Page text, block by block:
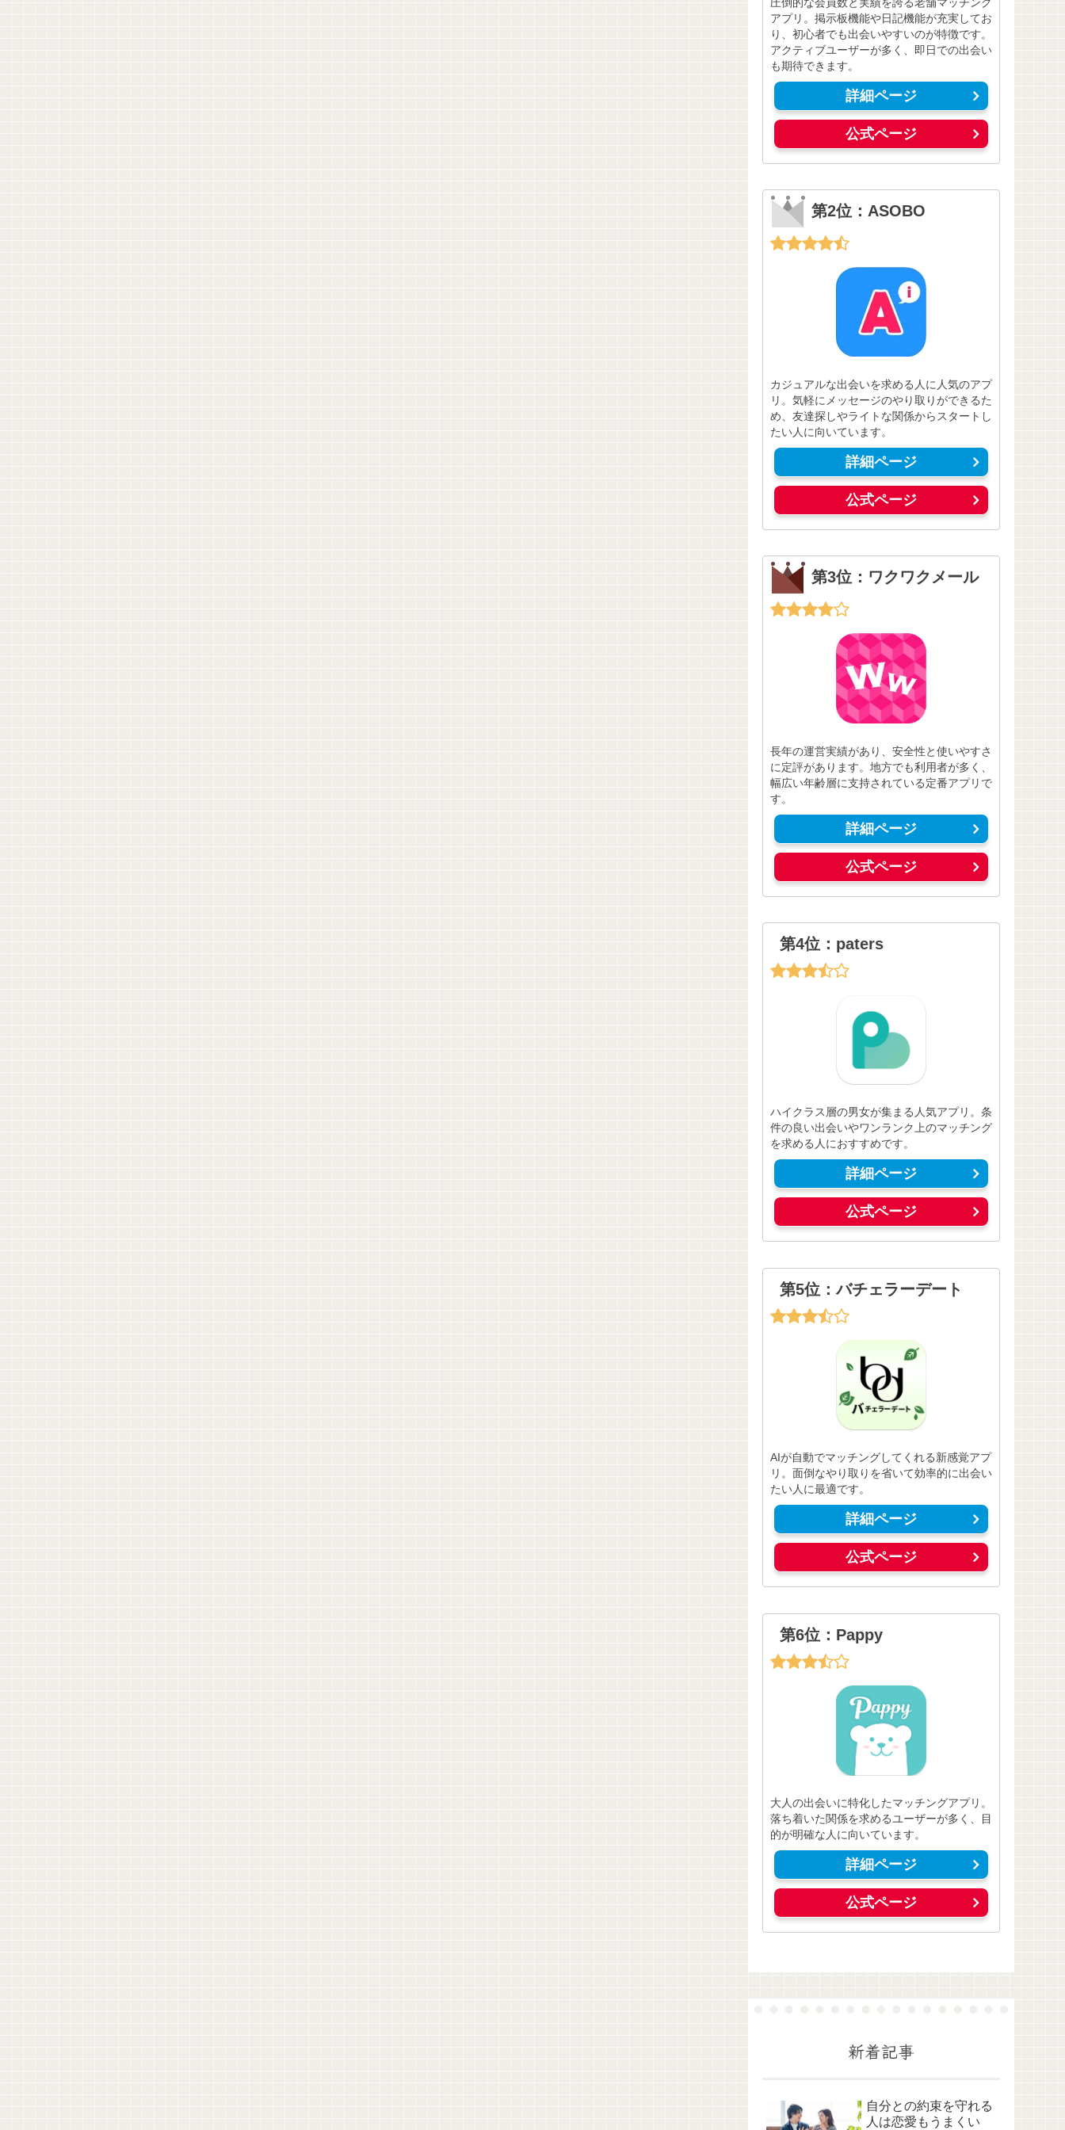
アプリ。掲示板機能や日記機能が充実してお
り、初心者でも出会いやすいのが特徴です。
アクティブユーザーが多く、即日での出会い
も期待できます。
詳細ページ
公式ページ
第2位：ASOBO
カジュアルな出会いを求める人に人気のアプ
リ。気軽にメッセージのやり取りができるた
め、友達探しやライトな関係からスタートし
たい人に向いています。
詳細ページ
公式ページ
第3位：ワクワクメール
長年の運営実績があり、安全性と使いやすさ
に定評があります。地方でも利用者が多く、
幅広い年齢層に支持されている定番アプリで
す。
詳細ページ
公式ページ
第4位：paters
ハイクラス層の男女が集まる人気アプリ。条
件の良い出会いやワンランク上のマッチング
を求める人におすすめです。
詳細ページ
公式ページ
第5位：バチェラーデート
AIが自動でマッチングしてくれる新感覚アプ
リ。面倒なやり取りを省いて効率的に出会い
たい人に最適です。
詳細ページ
公式ページ
第6位：Pappy
大人の出会いに特化したマッチングアプリ。
落ち着いた関係を求めるユーザーが多く、目
的が明確な人に向いています。
詳細ページ
公式ページ
新着記事
自分との約束を守れる
人は恋愛もうまくい